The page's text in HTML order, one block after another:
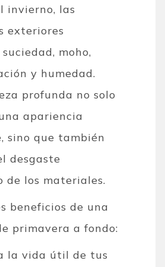
invierno, las
exteriores
moho,
y humedad.
profunda no solo
apariencia
sino que también
desgaste
de los materiales.
beneficios de una
primavera a fondo:
la vida útil de tus